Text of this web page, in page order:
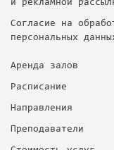
и рекламной
Согласие на
персональных
Аренда залов
Расписание
Направления
Преподаватели